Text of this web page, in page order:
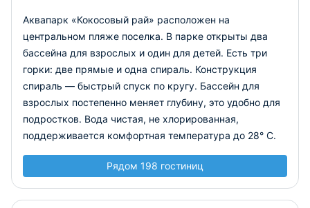
Аквапарк «Кокосовый рай» расположен на
центральном пляже поселка. В парке открыты два
бассейна для взрослых и один для детей. Есть три
горки: две прямые и одна спираль. Конструкция
спираль — быстрый спуск по кругу. Бассейн для
взрослых постепенно меняет глубину, это удобно для
подростков. Вода чистая, не хлорированная,
поддерживается комфортная температура до 28° C.
Рядом 198 гостиниц